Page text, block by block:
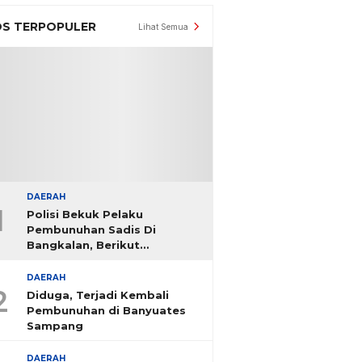
TERPOPULER Lihat Semua
DAERAH
Polisi Bekuk Pelaku
Pembunuhan Sadis Di
Bangkalan, Berikut
DAERAH
Diduga, Terjadi Kembali
Pembunuhan di Banyuates
Sampang
DAERAH